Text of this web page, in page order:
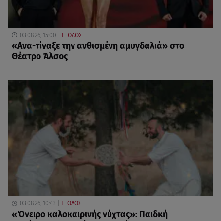
03.08.26, 15:00 ΕΞΟΔΟΣ
«Ανα-τίναξε την ανθισμένη αμυγδαλιά» στο
Θέατρο Άλσος
03.08.26, 10:43 ΕΞΟΔΟΣ
«Όνειρο καλοκαιρινής νύχτας»: Παιδκή